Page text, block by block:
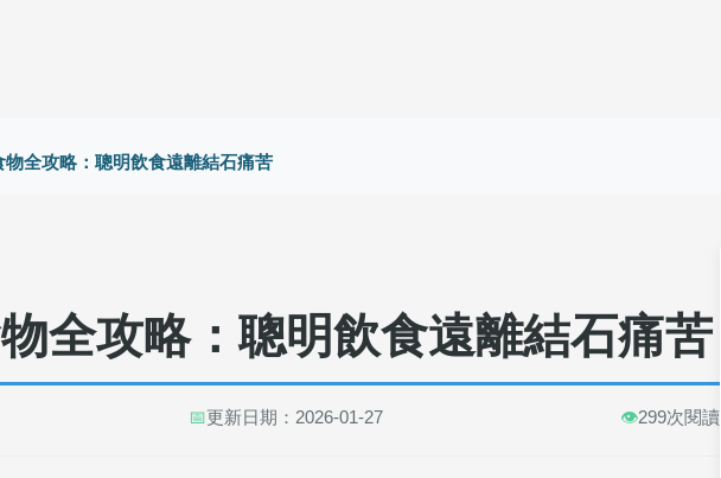
物全攻略：聰明飲食遠離結石痛苦
全攻略：聰明飲食遠離結石痛苦
📅更新日期：2026-01-27 👁️299次閱讀